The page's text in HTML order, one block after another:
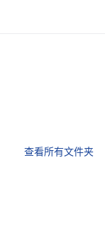
查看所有文件夹